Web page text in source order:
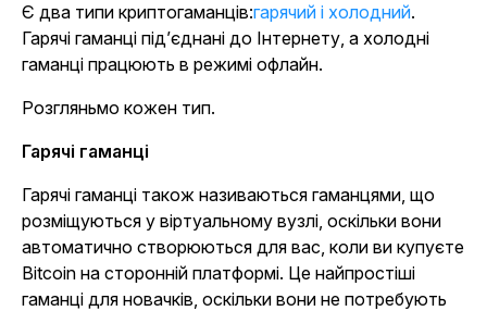
Є два типи криптогаманців:гарячий і холодний.
Гарячі гаманці під’єднані до Інтернету, а холодні
гаманці працюють в режимі офлайн.
Розгляньмо кожен тип.
Гарячі гаманці
Гарячі гаманці також називаються гаманцями, що
розміщуються у віртуальному вузлі, оскільки вони
автоматично створюються для вас, коли ви купуєте
Bitcoin на сторонній платформі. Це найпростіші
гаманці для новачків, оскільки вони не потребують